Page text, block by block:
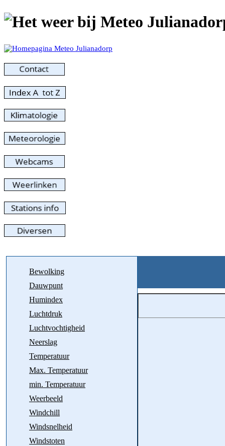
Bewolking
Dauwpunt
Humindex
Luchtdruk
Luchtvochtigheid
Neerslag
Temperatuur
Max. Temperatuur
min. Temperatuur
Weerbeeld
Windchill
Windsnelheid
Windstoten